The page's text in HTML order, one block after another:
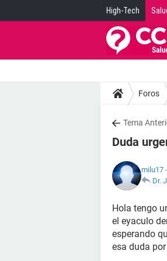
High-Tech
Foros
Tema
Duda
milu17
Dr.
Hola tengo
el eyaculo
esperando
esa duda